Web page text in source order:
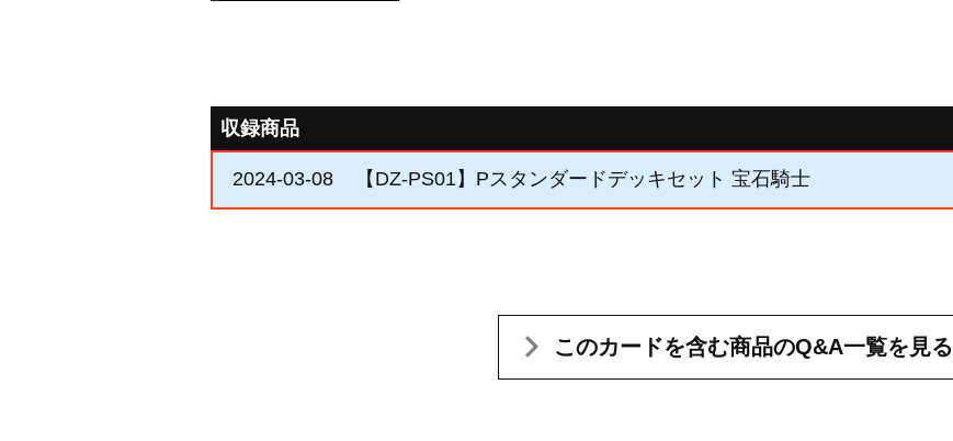
収録商品
2024-03-08 【DZ-PS01】Pスタンダードデッキセット 宝石騎士
このカードを含む商品のQ&A一覧を見る